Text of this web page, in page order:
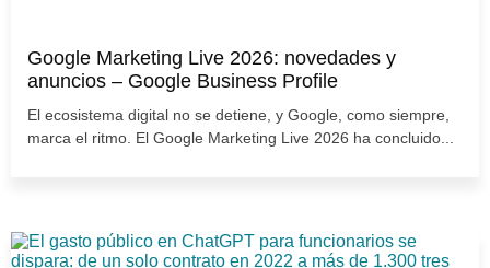
Google Marketing Live 2026: novedades y
anuncios – Google Business Profile
El ecosistema digital no se detiene, y Google, como siempre,
marca el ritmo. El Google Marketing Live 2026 ha concluido...